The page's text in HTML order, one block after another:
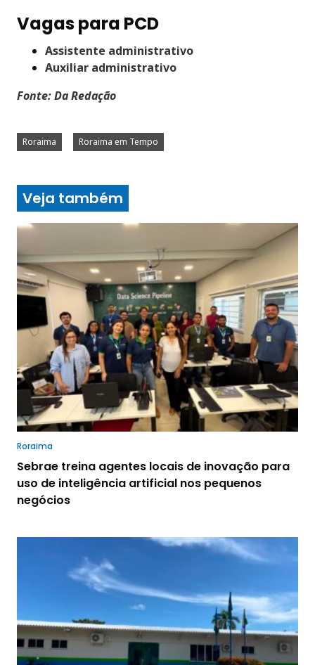
Vagas para PCD
Assistente administrativo
Auxiliar administrativo
Fonte: Da Redação
Roraima Roraima em Tempo
Veja também
Roraima
Sebrae treina agentes locais de inovação para
uso de inteligência artificial nos pequenos
negócios